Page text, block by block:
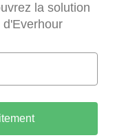
la solution